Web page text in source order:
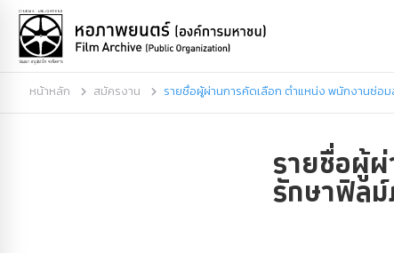
หน้าหลัก สมัครงาน รายชื่อผู้ผ่านการคัดเลือก ตำแหน่ง พนักงานซ่อ
รายชื่อผู้
รักษาฟิล